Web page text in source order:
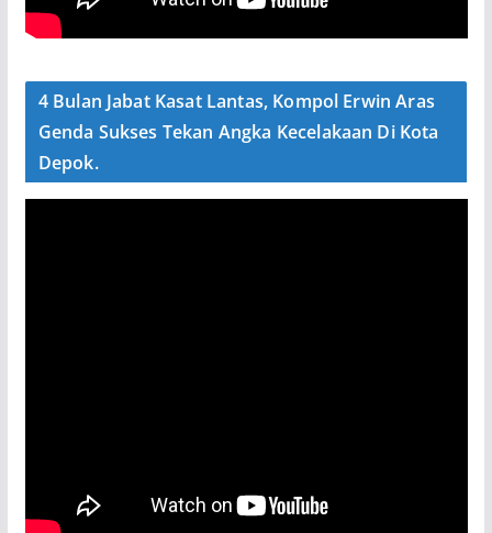
4 Bulan Jabat Kasat Lantas, Kompol Erwin Aras
Genda Sukses Tekan Angka Kecelakaan Di Kota
Depok.